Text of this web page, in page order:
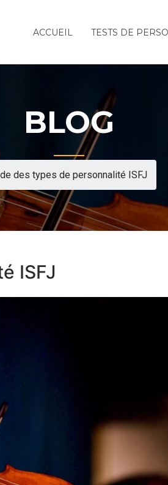
ACCUEIL TESTS DE
BLOG
des types de personnalité ISFJ
ISFJ